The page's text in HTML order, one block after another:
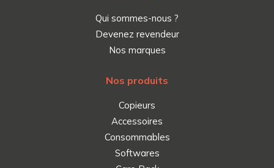
Qui sommes-nous ?
Devenez revendeur
Nos marques
Nos produits
Copieurs
Accessoires
Consommables
Softwares